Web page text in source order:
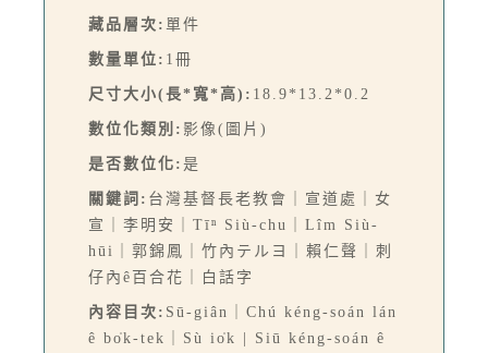
藏品層次: 單件
數量單位: 1冊
尺寸大小(長*寬*高): 18.9*13.2*0.2
數位化類別: 影像(圖片)
是否數位化: 是
關鍵詞: 台灣基督長老教會｜宣道處｜女
宣｜李明安｜Tīⁿ Siù-chu｜Lîm Siù-
hūi｜郭錦鳳｜竹內テルヨ｜賴仁聲｜刺
仔內ê百合花｜白話字
內容目次: Sū-giân｜Chú kéng-soán lán
ê bo̍k-tek｜Sù io̍k | Siū kéng-soán ê